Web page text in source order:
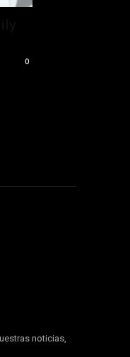
0
noticias,